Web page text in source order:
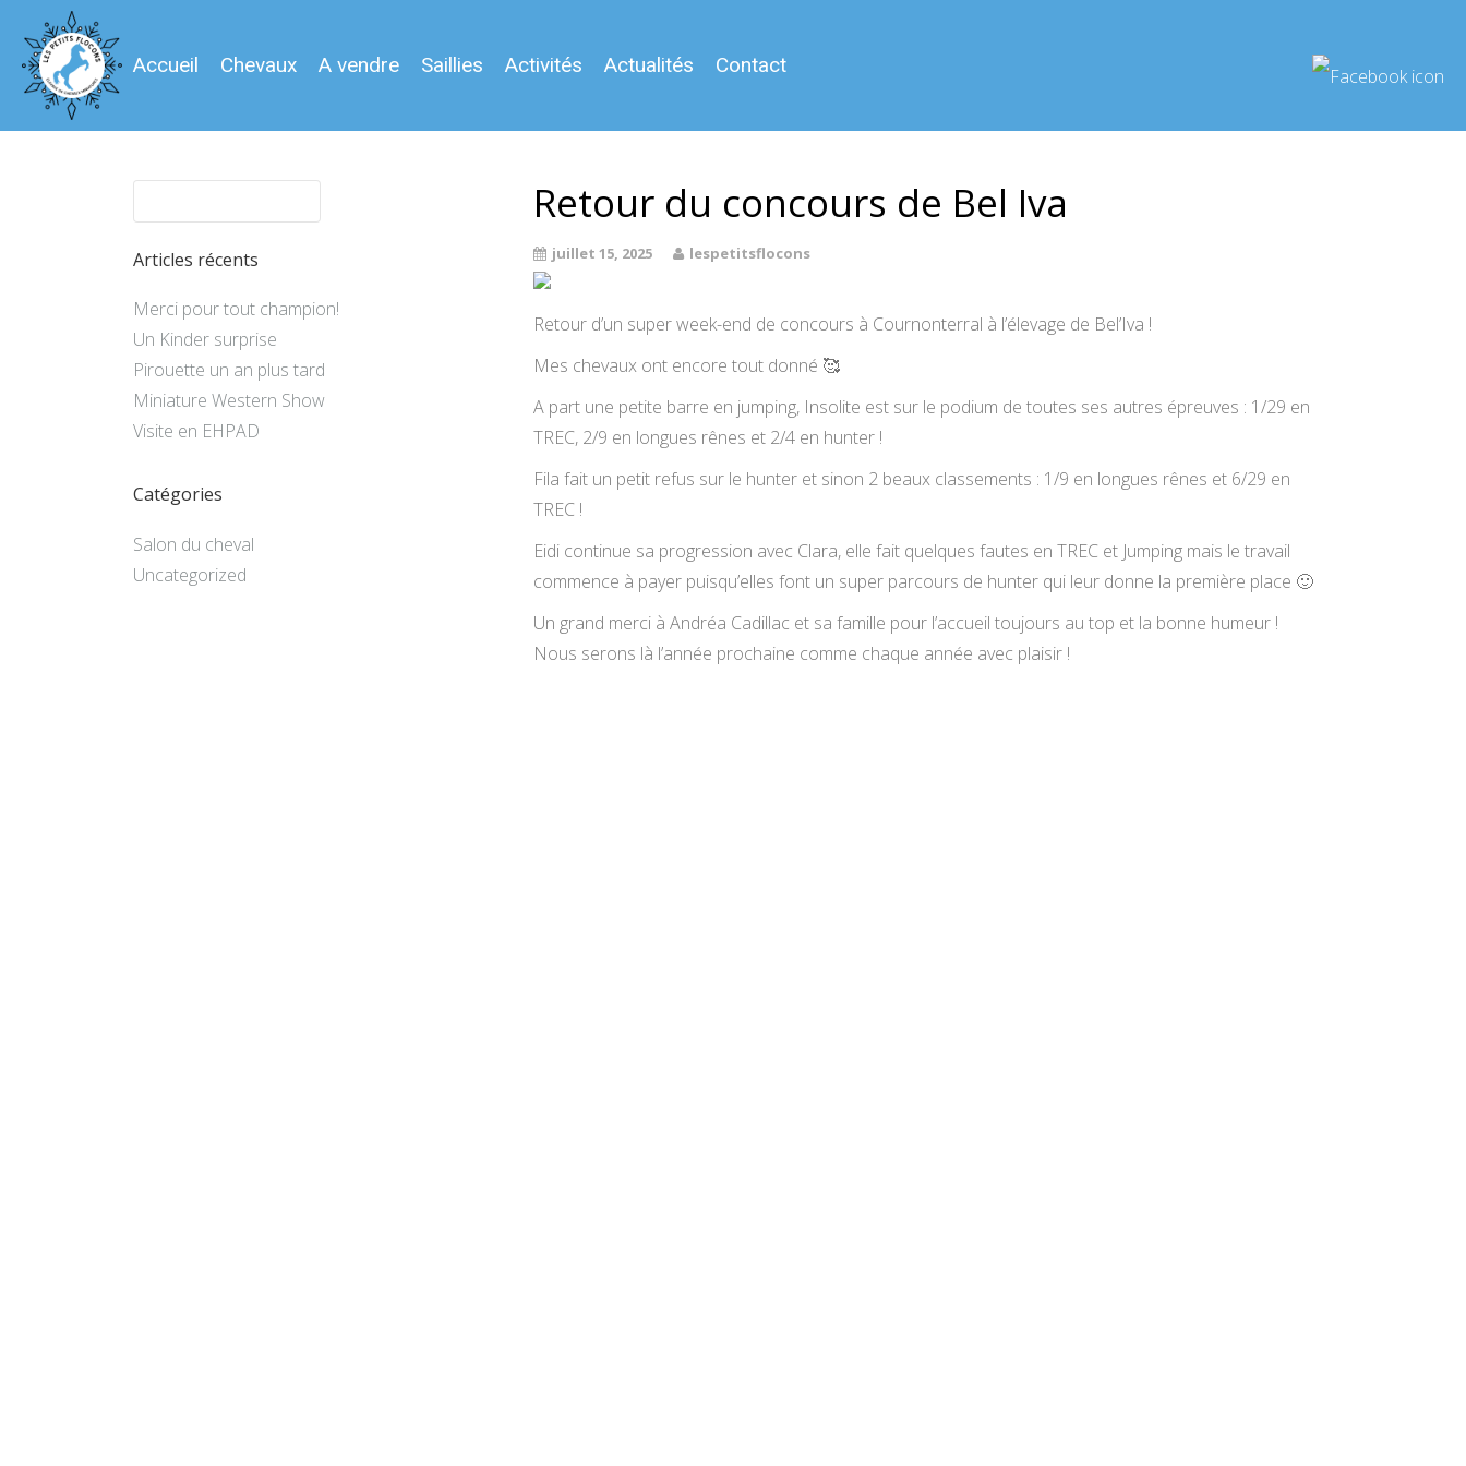
Accueil Chevaux A vendre Saillies Activités Actualités Contact
Retour du concours de Bel Iva
juillet 15, 2025 lespetitsflocons
Retour d’un super week-end de concours à Cournonterral à l’élevage de Bel’Iva !
Mes chevaux ont encore tout donné 🥰
A part une petite barre en jumping, Insolite est sur le podium de toutes ses autres épreuves : 1/29 en
TREC, 2/9 en longues rênes et 2/4 en hunter !
Fila fait un petit refus sur le hunter et sinon 2 beaux classements : 1/9 en longues rênes et 6/29 en
TREC !
Eidi continue sa progression avec Clara, elle fait quelques fautes en TREC et Jumping mais le travail
commence à payer puisqu’elles font un super parcours de hunter qui leur donne la première place 🙂
Un grand merci à Andréa Cadillac et sa famille pour l’accueil toujours au top et la bonne humeur !
Nous serons là l’année prochaine comme chaque année avec plaisir !
Articles récents
Merci pour tout champion!
Un Kinder surprise
Pirouette un an plus tard
Miniature Western Show
Visite en EHPAD
Catégories
Salon du cheval
Uncategorized